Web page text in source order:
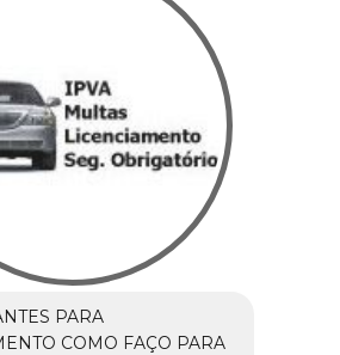
PARA
COMO FAÇO PARA